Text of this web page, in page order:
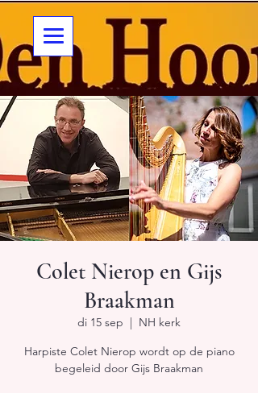
Colet Nierop en Gijs
Braakman
di 15 sep
  |
NH kerk
Harpiste Colet Nierop wordt op de piano
begeleid door Gijs Braakman